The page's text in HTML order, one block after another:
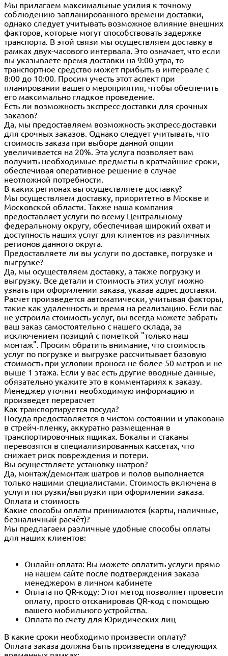
Мы прилагаем максимальные усилия к точному
соблюдению запланированного времени доставки,
однако следует учитывать возможное влияние внешних
факторов, которые могут способствовать задержке
транспорта. В этой связи мы осуществляем доставку в
рамках двух-часового интервала. Это означает, что если
вы указываете время доставки на 9:00 утра, то
транспортное средство может прибыть в интервале с
8:00 до 10:00. Просим учесть этот аспект при
планировании вашего мероприятия, чтобы обеспечить
его максимально гладкое проведение.
Есть ли возможность экспресс-доставки для срочных
заказов?
Да, мы предоставляем возможность экспресс-доставки
для срочных заказов. Однако следует учитывать, что
стоимость заказа при выборе данной опции
увеличивается на 20%. Эта услуга позволяет вам
получить необходимые предметы в кратчайшие сроки,
обеспечивая оперативное решение в случае
неотложной потребности.
В каких регионах вы осуществляете доставку?
Мы осуществляем доставку, приоритетно в Москве и
Московской области. Также наша компания
предоставляет услуги по всему Центральному
федеральному округу, обеспечивая широкий охват и
доступность наших услуг для клиентов из различных
регионов данного округа.
Предоставляете ли вы услуги по доставке, погрузке и
выгрузке?
Да, мы осуществляем доставку, а также погрузку и
выгрузку. Все детали и стоимость этих услуг можно
узнать при оформлении заказа, указав адрес доставки.
Расчет произведется автоматически, учитывая факторы,
такие как удаленность и время на реализацию. Если вас
не устроила стоимость услуг, вы всегда можете забрать
ваш заказ самостоятельно с нашего склада, за
исключением позиций с пометкой "только наш
монтаж". Просим обратить внимание, что стоимость
услуг по погрузке и выгрузке рассчитывает базовую
стоимость при условии проноса не более 50 метров и не
выше 1 этажа. Если у вас есть другие вводные данные,
обязательно укажите это в комментариях к заказу.
Менеджер уточнит необходимую информацию и
произведет перерасчет
Как транспортируется посуда?
Посуда предоставляется в чистом состоянии и упакована
в стрейч-пленку, аккуратно размещенная в
транспортировочных ящиках. Бокалы и стаканы
перевозятся в специализированных кассетах, что
снижает риск повреждения и потери.
Вы осуществляете установку шатров?
Да, монтаж/демонтаж шатров и полов выполняется
только нашими специалистами. Стоимость включена в
услуги погрузки/выгрузки при оформлении заказа.
Оплата и стоимость
Какие способы оплаты принимаются (карты, наличные,
безналичный расчёт)?
Мы предлагаем различные удобные способы оплаты
для наших клиентов:
Онлайн-оплата: Вы можете оплатить услуги прямо
на нашем сайте после подтверждения заказа
менеджером в личном кабинете
Оплата по QR-коду: Этот метод позволяет провести
оплату, просто отсканировав QR-код с помощью
вашего мобильного устройства.
Оплата по счету для Юридических лиц
В какие сроки необходимо произвести оплату?
Оплата заказа должна быть произведена в следующих